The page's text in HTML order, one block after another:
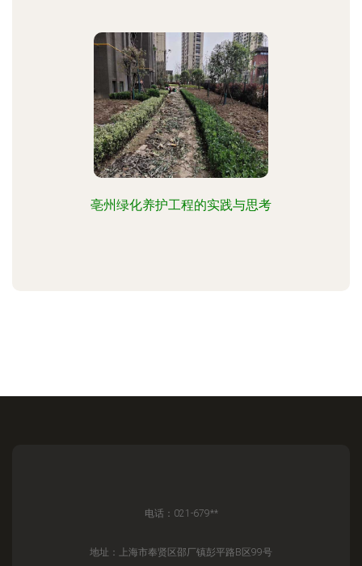
亳州绿化养护工程的实践与思考
电话：021-679**
地址：上海市奉贤区邵厂镇彭平路B区99号